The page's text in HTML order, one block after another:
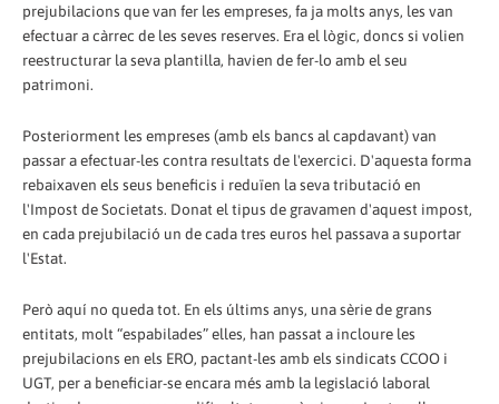
prejubilacions que van fer les empreses, fa ja molts anys, les van
efectuar a càrrec de les seves reserves. Era el lògic, doncs si volien
reestructurar la seva plantilla, havien de fer-lo amb el seu
patrimoni.
Posteriorment les empreses (amb els bancs al capdavant) van
passar a efectuar-les contra resultats de l'exercici. D'aquesta forma
rebaixaven els seus beneficis i reduïen la seva tributació en
l'Impost de Societats. Donat el tipus de gravamen d'aquest impost,
en cada prejubilació un de cada tres euros hel passava a suportar
l'Estat.
Però aquí no queda tot. En els últims anys, una sèrie de grans
entitats, molt “espabilades” elles, han passat a incloure les
prejubilacions en els ERO, pactant-les amb els sindicats CCOO i
UGT, per a beneficiar-se encara més amb la legislació laboral